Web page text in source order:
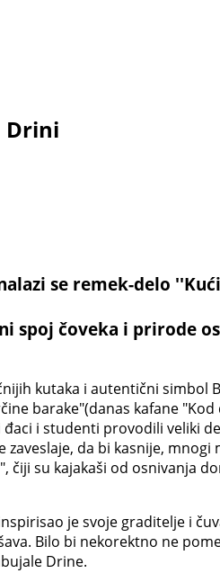
Drini
se remek-delo
spoj čoveka i prirode
kutaka i autentični simbol
barake"(danas kafane
i studenti provodili veliki
da bi kasnije,
čiji su kajakaši od osnivanja
je svoje graditelje i
Bilo bi nekorektno ne
Drine.